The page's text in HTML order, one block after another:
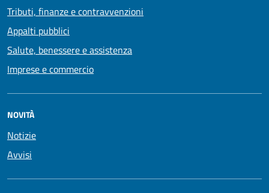
Tributi, finanze e contravvenzioni
Appalti pubblici
Salute, benessere e assistenza
Imprese e commercio
NOVITÀ
Notizie
Avvisi